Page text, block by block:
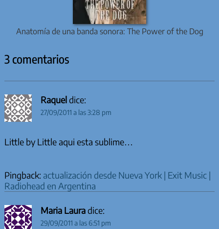
Anatomía de una banda sonora: The Power of the Dog
3 comentarios
Raquel dice:
27/09/2011 a las 3:28 pm
Little by Little aqui esta sublime…
Pingback: actualización desde Nueva York | Exit Music |
Radiohead en Argentina
Maria Lauradice:
29/09/2011 a las 6:51 pm